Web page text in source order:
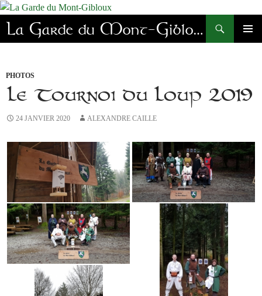
Aller
au
contenu
La Garde du Mont-Gibloux
Recherche
PHOTOS
Le Tournoi du Loup 2019
24 JANVIER 2020 ALEXANDRE CAILLE